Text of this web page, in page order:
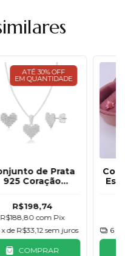
ATÉ 30% OFF
EM QUANTIDADE
de Prata
925 Coração
R$198,74
R$188,80com Pix
x de R$33,12 sem juros
COMPRAR
6